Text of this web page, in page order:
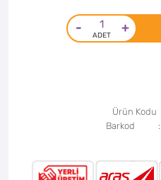
- +
Ürün Kodu
Barkod